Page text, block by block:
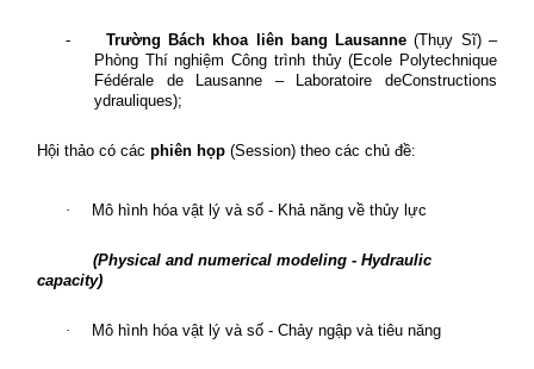
- Trường Bách khoa liên bang Lausanne (Thụy Sĩ) –
Phòng Thí nghiệm Công trình thủy (Ecole Polytechnique
Fédérale de Lausanne – Laboratoire deConstructions
ydrauliques);
Hội thảo có các phiên họp (Session) theo các chủ đề:
· Mô hình hóa vật lý và số - Khả năng về thủy lực
(Physical and numerical modeling - Hydraulic
capacity)
· Mô hình hóa vật lý và số - Chảy ngập và tiêu năng